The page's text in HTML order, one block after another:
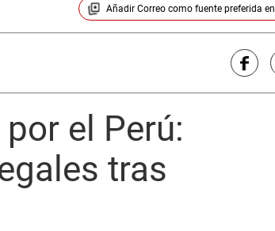
Añadir Correocomo fuente preferida en
el Perú:
tras